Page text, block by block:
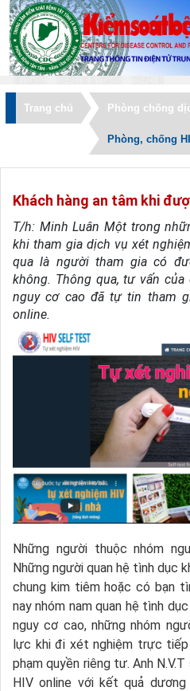
Trang chủ Phòng chống
Phòng, chống
Khách hàng an tâm khi
T/h: Minh Luân Một trong
khi tham gia dịch vụ xét
qua là người tham gia có
không. Thông qua, tư vấn
nguy cơ cao đã tự tin tham
online.
Những người thuộc nhóm
Những người quan hệ tình dục
chung kim tiêm hoặc có bạn
nay nhóm nam quan hệ tình
nguy cơ cao, những nhóm
lực khi đi xét nghiệm trực
phạm quyền riêng tư. Anh
HIV online với kết quả